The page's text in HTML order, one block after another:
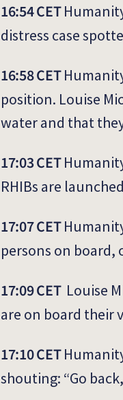
16:54 CET
distress case
16:58 CET
position. Louise
water and that
17:03 CET
RHIBs are
17:07 CET
persons on board,
17:09 CET Louise
are on board their
17:10 CET
shouting: “Go